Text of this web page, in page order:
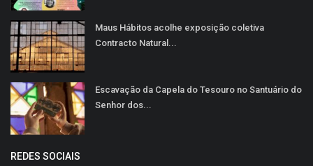
Maus Hábitos acolhe exposição coletiva
Contracto Natural...
Escavação da Capela do Tesouro no Santuário do
Senhor dos...
REDES SOCIAIS